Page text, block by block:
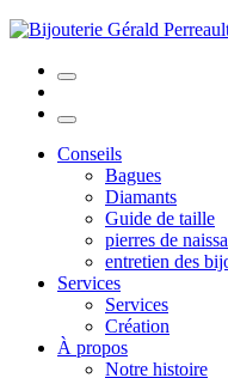
Conseils
Bagues
Diamants
Guide de taille
pierres de
entretien des
Services
Services
Création
À propos
Notre histoire